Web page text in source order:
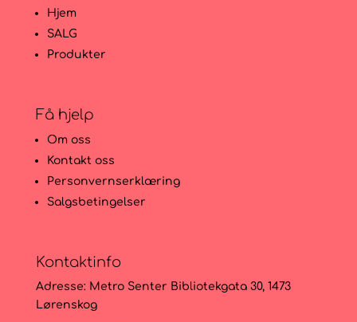
Hjem
SALG
Produkter
Få hjelp
Om oss
Kontakt oss
Personvernserklæring
Salgsbetingelser
Kontaktinfo
Adresse: Metro Senter Bibliotekgata 30, 1473
Lørenskog